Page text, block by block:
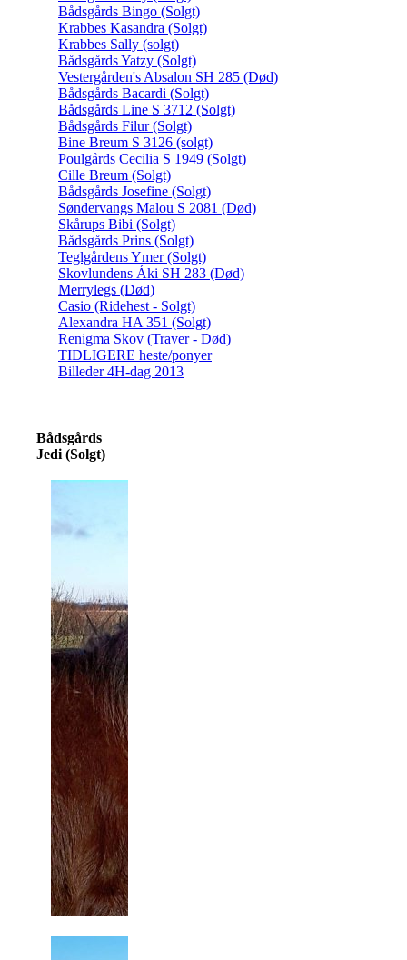
Bådsgårds Bingo (Solgt)
Krabbes Kasandra (Solgt)
Krabbes Sally (solgt)
Bådsgårds Yatzy (Solgt)
Vestergården's Absalon SH 285 (Død)
Bådsgårds Bacardi (Solgt)
Bådsgårds Line S 3712 (Solgt)
Bådsgårds Filur (Solgt)
Bine Breum S 3126 (solgt)
Poulgårds Cecilia S 1949 (Solgt)
Cille Breum (Solgt)
Bådsgårds Josefine (Solgt)
Søndervangs Malou S 2081 (Død)
Skårups Bibi (Solgt)
Bådsgårds Prins (Solgt)
Teglgårdens Ymer (Solgt)
Skovlundens Áki SH 283 (Død)
Merrylegs (Død)
Casio (Ridehest - Solgt)
Alexandra HA 351 (Solgt)
Renigma Skov (Traver - Død)
TIDLIGERE heste/ponyer
Billeder 4H-dag 2013
Bådsgårds
Jedi (Solgt)